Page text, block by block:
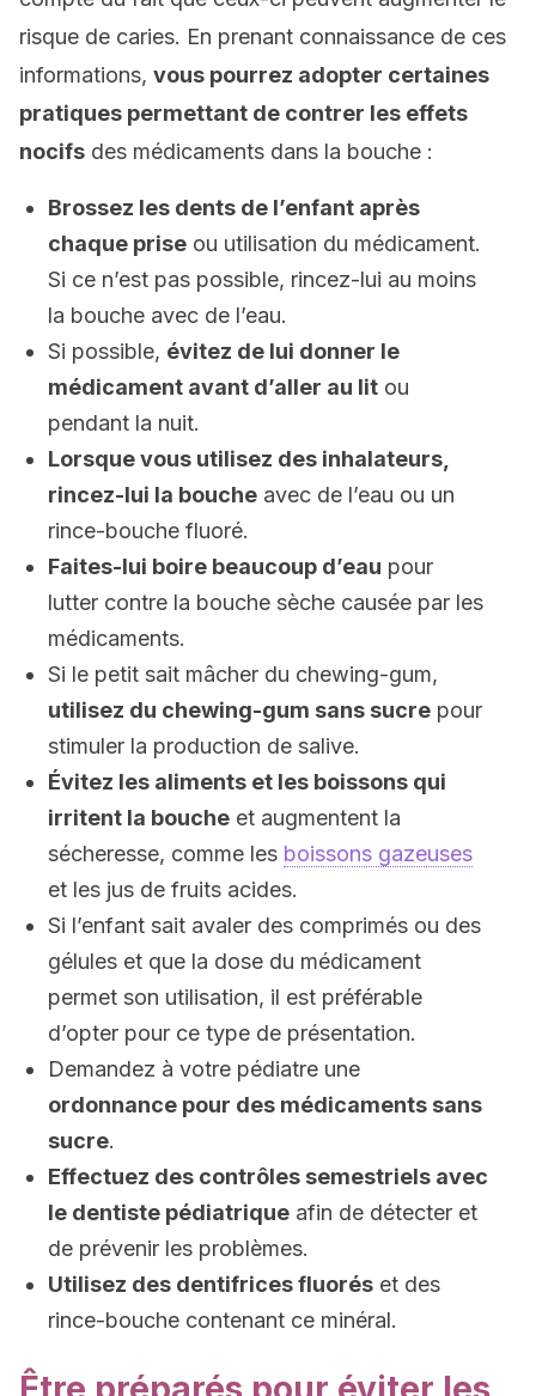
risque de caries. En prenant connaissance de ces
informations, vous pourrez adopter certaines
pratiques permettant de contrer les effets
nocifs des médicaments dans la bouche :
Brossez les dents de l’enfant après
chaque prise ou utilisation du médicament.
Si ce n’est pas possible, rincez-lui au moins
la bouche avec de l’eau.
Si possible, évitez de lui donner le
médicament avant d’aller au lit ou
pendant la nuit.
Lorsque vous utilisez des inhalateurs,
rincez-lui la bouche avec de l’eau ou un
rince-bouche fluoré.
Faites-lui boire beaucoup d’eau pour
lutter contre la bouche sèche causée par les
médicaments.
Si le petit sait mâcher du chewing-gum,
utilisez du chewing-gum sans sucre pour
stimuler la production de salive.
Évitez les aliments et les boissons qui
irritent la bouche et augmentent la
sécheresse, comme les boissons gazeuses
et les jus de fruits acides.
Si l’enfant sait avaler des comprimés ou des
gélules et que la dose du médicament
permet son utilisation, il est préférable
d’opter pour ce type de présentation.
Demandez à votre pédiatre une
ordonnance pour des médicaments sans
sucre.
Effectuez des contrôles semestriels avec
le dentiste pédiatrique afin de détecter et
de prévenir les problèmes.
Utilisez des dentifrices fluorés et des
rince-bouche contenant ce minéral.